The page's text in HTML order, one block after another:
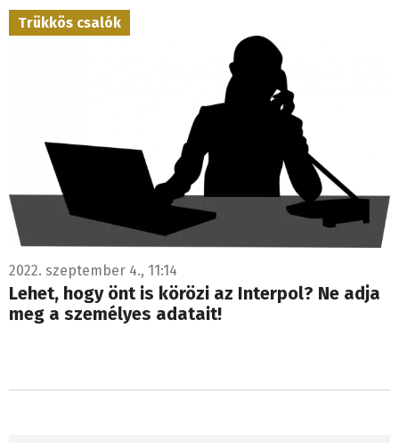
Trükkös csalók
2022. szeptember 4., 11:14
Lehet, hogy önt is körözi az Interpol? Ne adja
meg a személyes adatait!